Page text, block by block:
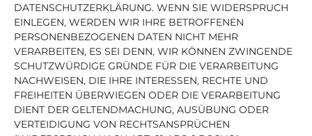
DATENSCHUTZERKLÄRUNG. WENN SIE WIDERSPRUCH
EINLEGEN, WERDEN WIR IHRE BETROFFENEN
PERSONENBEZOGENEN DATEN NICHT MEHR
VERARBEITEN, ES SEI DENN, WIR KÖNNEN ZWINGENDE
SCHUTZWÜRDIGE GRÜNDE FÜR DIE VERARBEITUNG
NACHWEISEN, DIE IHRE INTERESSEN, RECHTE UND
FREIHEITEN ÜBERWIEGEN ODER DIE VERARBEITUNG
DIENT DER GELTENDMACHUNG, AUSÜBUNG ODER
VERTEIDIGUNG VON RECHTSANSPRÜCHEN